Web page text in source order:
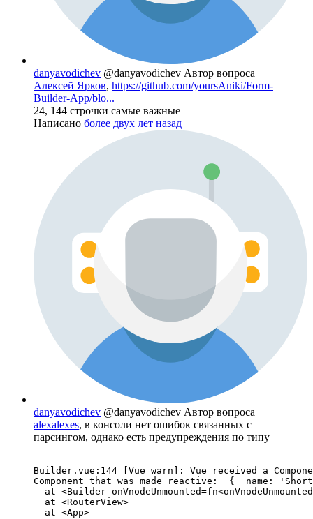
danyavodichev @danyavodichev Автор вопроса
Алексей Ярков, https://github.com/yoursAniki/Form-
Builder-App/blo...
24, 144 строчки самые важные
Написано более двух лет назад
danyavodichev @danyavodichev Автор вопроса
alexalexes, в консоли нет ошибок связанных с
парсингом, однако есть предупреждения по типу
Builder.vue:144 [Vue warn]: Vue received a
Component that was made reactive:  {__name:
at <Builder
  at <RouterView>
  at <App>